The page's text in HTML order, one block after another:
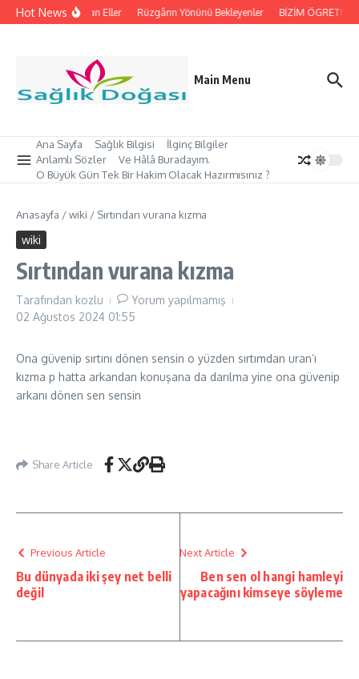
İçeriğe atla
Hot Newsİpleri Tutan Eller Rüzgârın Yönünü Bekleyenler BİZİM
Main Menu
Ana Sayfa Sağlık Bilgisi
İlginç Bilgiler
Anlamlı Sözler
Ve Hâlâ Buradayım.
O Büyük Gün Tek Bir Hakim Olacak Hazırmısınız ?
Anasayfa /wiki / Sırtından vurana kızma
wiki
Sırtından vurana kızma
Tarafından kozlu
Yorum yapılmamış
02 Ağustos 2024 01:55
Ona güvenip sırtını dönen sensin o yüzden sırtımdan uran’ı
kızma p hatta arkandan konuşana da darılma yine ona güvenip
arkanı dönen sen sensin
Share Article
Previous Article
Bu dünyada iki şey net belli
değil
Next Article
Ben sen ol hangi hamleyi
yapacağını kimseye söyleme